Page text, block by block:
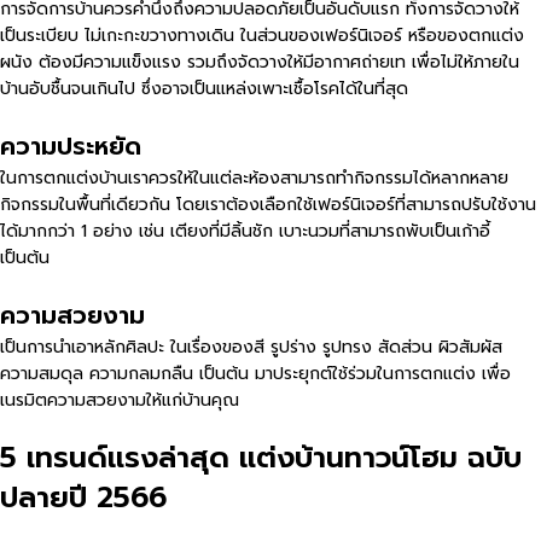
การจัดการบ้านควรคำนึงถึงความปลอดภัยเป็นอันดับแรก ทั้งการจัดวางให้
เป็นระเบียบ ไม่เกะกะขวางทางเดิน ในส่วนของเฟอร์นิเจอร์ หรือของตกแต่ง
ผนัง ต้องมีความแข็งแรง รวมถึงจัดวางให้มีอากาศถ่ายเท เพื่อไม่ให้ภายใน
บ้านอับชื้นจนเกินไป ซึ่งอาจเป็นแหล่งเพาะเชื้อโรคได้ในที่สุด
ความประหยัด
ในการตกแต่งบ้านเราควรให้ในแต่ละห้องสามารถทำกิจกรรมได้หลากหลาย
กิจกรรมในพื้นที่เดียวกัน โดยเราต้องเลือกใช้เฟอร์นิเจอร์ที่สามารถปรับใช้งาน
ได้มากกว่า 1 อย่าง เช่น เตียงที่มีลิ้นชัก เบาะนวมที่สามารถพับเป็นเก้าอี้
เป็นต้น
ความสวยงาม
เป็นการนำเอาหลักศิลปะ ในเรื่องของสี รูปร่าง รูปทรง สัดส่วน ผิวสัมผัส
ความสมดุล ความกลมกลืน เป็นต้น มาประยุกต์ใช้ร่วมในการตกแต่ง เพื่อ
เนรมิตความสวยงามให้แก่บ้านคุณ
5 เทรนด์แรงล่าสุด แต่งบ้านทาวน์โฮม ฉบับ
ปลายปี 2566